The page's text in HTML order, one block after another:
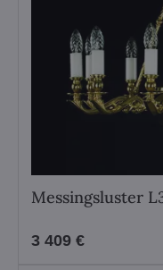
Messingsluster
3 409 €